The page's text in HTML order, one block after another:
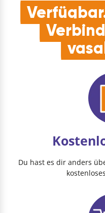
Du hast es dir anders